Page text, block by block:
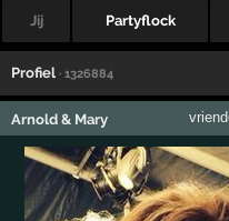
Jij Partyflock
Profiel · 1326884
Arnold & Mary